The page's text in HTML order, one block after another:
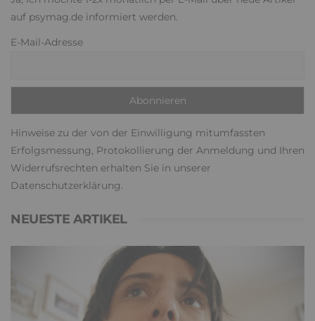
auf psymag.de informiert werden.
E-Mail-Adresse
Hinweise zu der von der Einwilligung mitumfassten
Erfolgsmessung, Protokollierung der Anmeldung und Ihren
Widerrufsrechten erhalten Sie in unserer
Datenschutzerklärung
NEUESTE ARTIKEL